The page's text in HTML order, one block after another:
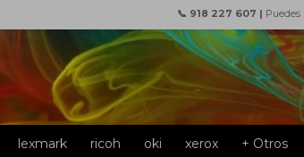
📞 918 227 607 | Puedes
lexmark ricoh oki xerox + Otros